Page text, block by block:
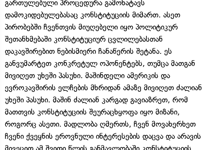
გართულებული პროცედურა გამოხატავს
დამოკიდებულებასაც კონსტიტუციის მიმართ. ასეთ
პირობებში ჩვენთვის მიუღებელი იყო პოლიტიკურ
შეთანხმებაში კონსტიტუციურ ცვლილებასთან
დაკავშირებით ნებისმიერი ჩანაწერის შეტანა. ეს
განვუმარტეთ კონკრეტულ ოპონენტებს, თუმცა მათგან
მივიღეთ უხეში პასუხი. მაშინდელი ამერიკის და
ევროკავშირის ელჩების მხრიდან ამაზე მივიღეთ ძალიან
უხეში პასუხი. მაშინ ძალიან კარგად გავიაზრეთ, რომ
მათთვის კონსტიტუციის შეურაცხყოფა იყო მიზანი,
როგორც ასეთი. მადლობა ღმერთს, ჩვენ მოვახერხეთ
ჩვენი ქვეყნის ეროვნული ინტერესების დაცვა და არავის